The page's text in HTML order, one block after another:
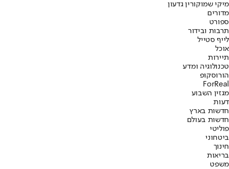
מיקי שמוקורין גדעון
מדורים
ספורט
תרבות ובידור
לייף סטייל
אוכל
תיירות
טכנולוגיה ומדע
הורוסקופ
ForReal
מגזין השבוע
דעות
חדשות בארץ
חדשות בעולם
פוליטי
ביטחוני
חינוך
בריאות
משפט